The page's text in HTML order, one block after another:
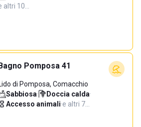
altri 10…
Pomposa 41
di Pomposa, Comacchio
Sabbiosa· Doccia calda·
Accesso animali·e altri 7…